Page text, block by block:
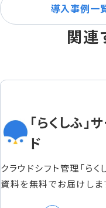
導入事例一
関連
「らくしふ
ド
クラウドシフト管理「ら
資料を無料でお届けしま